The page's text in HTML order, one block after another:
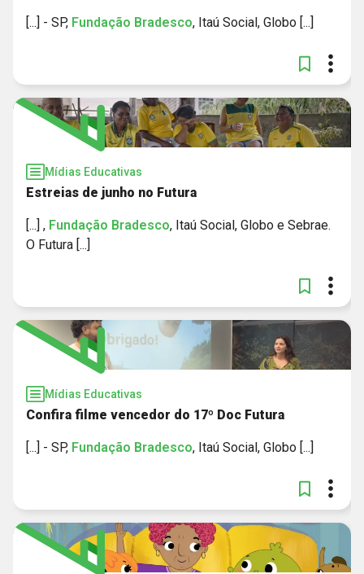
[...] - SP, Fundação Bradesco, Itaú Social, Globo [...]
Mídias Educativas
Estreias de junho no Futura
[...] , Fundação Bradesco, Itaú Social, Globo e Sebrae.
O Futura [...]
Mídias Educativas
Confira filme vencedor do 17º Doc Futura
[...] - SP, Fundação Bradesco, Itaú Social, Globo [...]